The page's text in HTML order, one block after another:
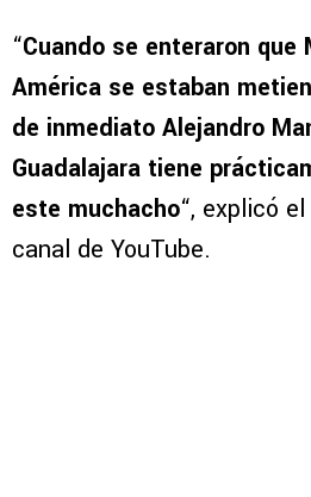
“Cuando se enteraron que
América se estaban
de inmediato Alejandro
Guadalajara tiene
este muchacho“, explicó
canal de YouTube.